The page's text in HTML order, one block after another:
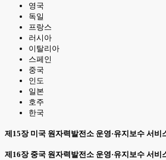
영국
독일
프랑스
러시아
이탈리아
스페인
중국
인도
일본
호주
한국
제15장 미국 원자력발전소 운영·유지보수 서비
제16장 중국 원자력발전소 운영·유지보수 서비